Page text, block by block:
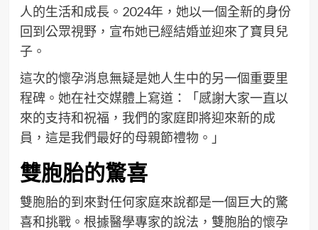
人的生活和成長。2024年，她以一個全新的身份
回到公眾視野，宣布她已經結婚並迎來了寶貝兒
子。
這次的懷孕消息無疑是她人生中的另一個重要里
程碑。她在社交媒體上寫道：「感謝大家一直以
來的支持和祝福，我們的家庭即將迎來新的成
員，這是我們最好的母親節禮物。」
雙胞胎的驚喜
雙胞胎的到來對任何家庭來說都是一個巨大的驚
喜和挑戰。根據醫學專家的說法，雙胞胎的懷孕